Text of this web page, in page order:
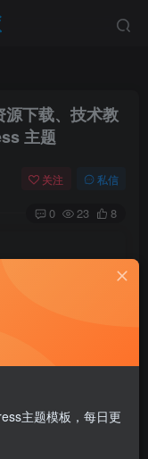
下载、技术教
主题
关注 私信
0 23 8
买，可保存购买订单
主题模板，每日更